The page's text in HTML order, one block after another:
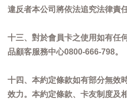
違反者本公司將依法追究法律責任
十三、對於會員卡之使用如有任
品顧客服務中心0800-666-798。
十四、本約定條款如有部分無效
效力。本約定條款、卡友制度及